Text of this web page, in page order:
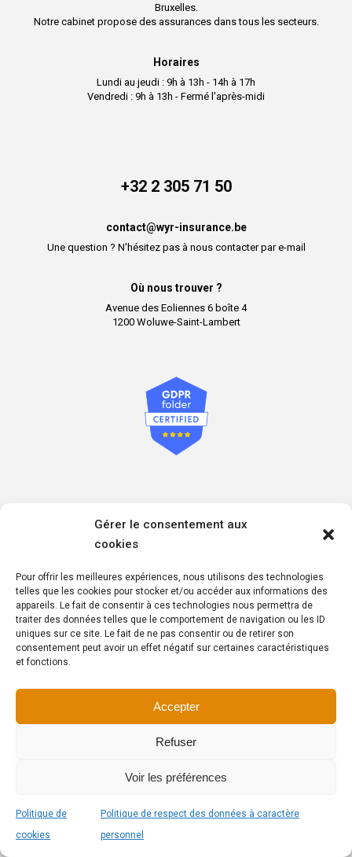
Gérer le consentement aux
cookies
Pour offrir les meilleures expériences, nous utilisons des technologies
telles que les cookies pour stocker et/ou accéder aux informations des
appareils. Le fait de consentir à ces technologies nous permettra de
traiter des données telles que le comportement de navigation ou les ID
uniques sur ce site. Le fait de ne pas consentir ou de retirer son
consentement peut avoir un effet négatif sur certaines caractéristiques
et fonctions.
Accepter
Refuser
Voir les préférences
Politique de
cookies
Politique de respect des données à caractère
personnel
Bruxelles.
Notre cabinet propose des assurances dans tous les secteurs.
Horaires
Lundi au jeudi : 9h à 13h - 14h à 17h
Vendredi : 9h à 13h - Fermé l'après-midi
+32 2 305 71 50
contact@wyr-insurance.be
Une question ? N'hésitez pas à nous contacter par e-mail
Où nous trouver ?
Avenue des Eoliennes 6 boîte 4
1200 Woluwe-Saint-Lambert
confidentialité
Politique de confidentialité
Politique de respect des données à caractère personnel
Copyright © 2025 – Wyr Insurance – Tous droits réservés